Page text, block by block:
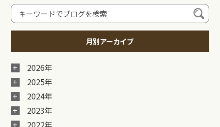
月別アーカイブ
2026年
2025年
2024年
2023年